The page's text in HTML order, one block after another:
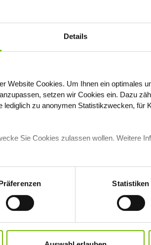
Details
Website Cookies. Um Ihnen ein optimales
setzen wir Cookies ein. Dazu
lediglich zu anonymen Statistikzwecken, für
Sie Cookies zulassen wollen. Weitere
Statistiken
notwendig. Falls
per E-Mail an
zur Verarbeitung Ihrer Daten